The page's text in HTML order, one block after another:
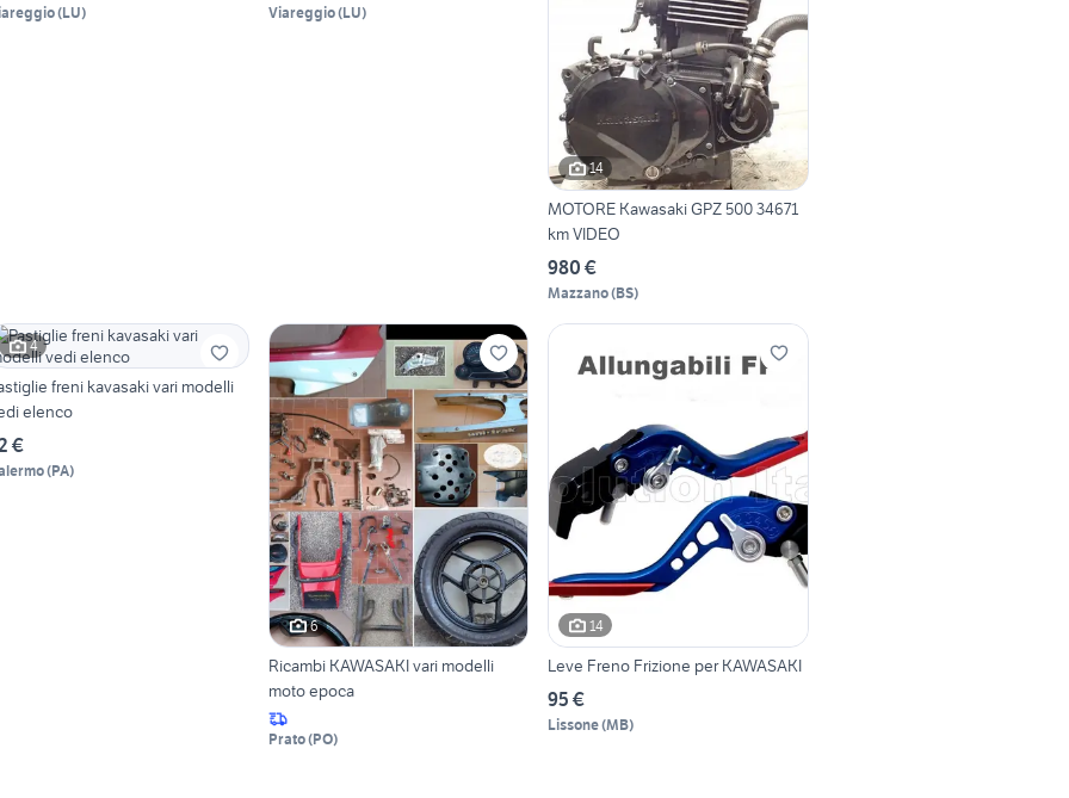
(LU) Viareggio(LU)
14
MOTORE Kawasaki GPZ 500 34671
km VIDEO
980 €
Mazzano(BS)
4
freni kavasaki vari modelli
elenco
€
(PA)
6
Ricambi KAWASAKI vari modelli
moto epoca
Prato(PO)
14
Leve Freno Frizione per KAWASAKI
95 €
Lissone(MB)